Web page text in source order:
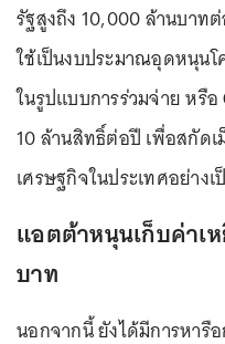
รัฐสูงถึง 10,000 ล้านบาท
ใช้เป็นงบประมาณอุดหนุนโ
ในรูปแบบการร่วมจ่าย หรื
10 ล้านสิทธิ์ต่อปี เพื่อสกัด
เศรษฐกิจในประเทศอย่างเ
แอตต้าหนุนเก็บค่าเ
บาท
นอกจากนี้ ยังได้มีการหารื